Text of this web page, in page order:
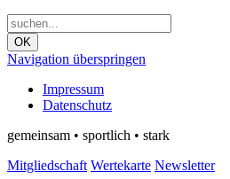
OK
Navigation überspringen
Impressum
Datenschutz
gemeinsam • sportlich • stark
Mitgliedschaft Wertekarte Newsletter